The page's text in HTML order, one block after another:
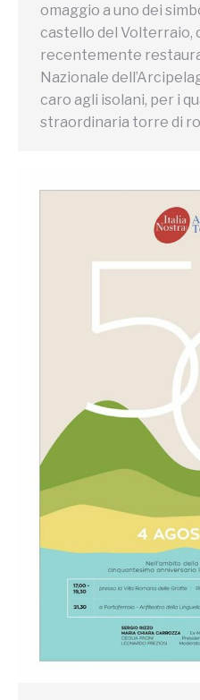
omaggio a uno dei
castello del Volterraio,
recentemente
Nazionale
caro agli isolani, per i
straordinaria torre di